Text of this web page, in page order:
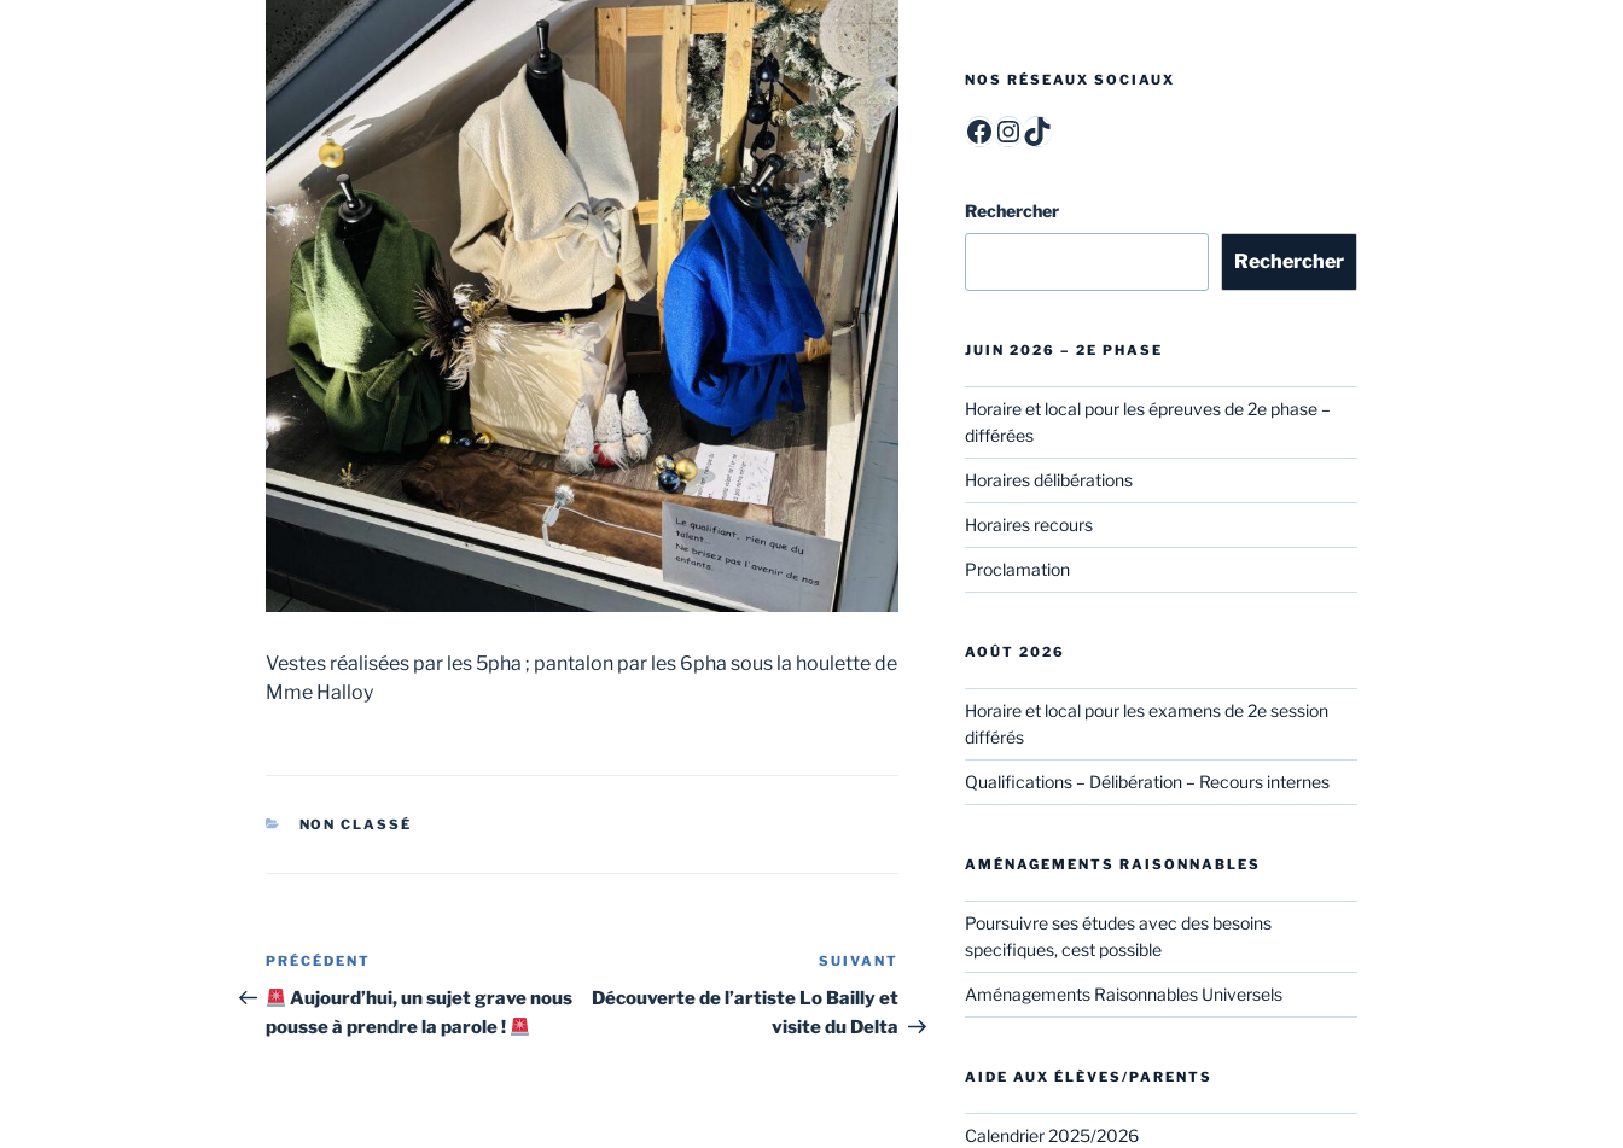
Vestes réalisées par les 5pha ; pantalon par les 6pha sous la houlette de
Mme Halloy
CATÉGORIES
NON CLASSÉ
Navigation
de
l’article
Article
précédent
PRÉCÉDENT
Aujourd’hui, un sujet grave nous
pousse à prendre la parole !
suivant
SUIVANT
Découverte de l’artiste Lo Bailly et
visite du Delta
NOS RÉSEAUX SOCIAUX
ITCF Félicien Rops - Officiel - itcffr
itcffr
Rechercher
Rechercher
JUIN 2026 – 2E PHASE
Horaire et local pour les épreuves de 2e phase –
différées
Horaires délibérations
Horaires recours
Proclamation
AOÛT 2026
Horaire et local pour les examens de 2e session
différés
Qualifications – Délibération – Recours internes
AMÉNAGEMENTS RAISONNABLES
Poursuivre ses études avec des besoins
specifiques, cest possible
Aménagements Raisonnables Universels
AIDE AUX ÉLÈVES/PARENTS
Calendrier 2025/2026